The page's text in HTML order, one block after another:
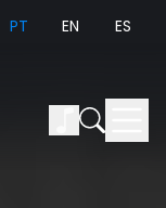
PT EN ES